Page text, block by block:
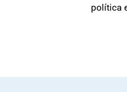
política